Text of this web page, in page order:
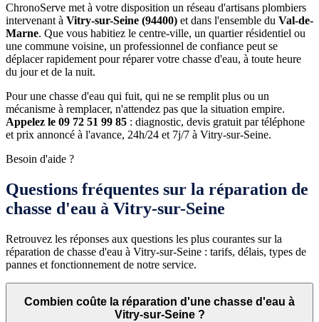
ChronoServe met à votre disposition un réseau d'artisans plombiers
intervenant à Vitry-sur-Seine (94400) et dans l'ensemble du Val-de-
Marne. Que vous habitiez le centre-ville, un quartier résidentiel ou
une commune voisine, un professionnel de confiance peut se
déplacer rapidement pour réparer votre chasse d'eau, à toute heure
du jour et de la nuit.
Pour une chasse d'eau qui fuit, qui ne se remplit plus ou un
mécanisme à remplacer, n'attendez pas que la situation empire.
Appelez le 09 72 51 99 85 : diagnostic, devis gratuit par téléphone
et prix annoncé à l'avance, 24h/24 et 7j/7 à Vitry-sur-Seine.
Besoin d'aide ?
Questions fréquentes sur la réparation de
chasse d'eau à Vitry-sur-Seine
Retrouvez les réponses aux questions les plus courantes sur la
réparation de chasse d'eau à Vitry-sur-Seine : tarifs, délais, types de
pannes et fonctionnement de notre service.
Combien coûte la réparation d'une chasse d'eau à
Vitry-sur-Seine ?